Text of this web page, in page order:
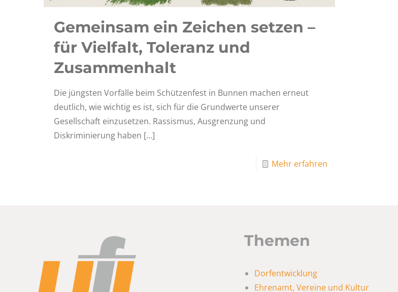
Gemeinsam ein Zeichen setzen –
für Vielfalt, Toleranz und
Zusammenhalt
Die jüngsten Vorfälle beim Schützenfest in Bunnen machen erneut
deutlich, wie wichtig es ist, sich für die Grundwerte unserer
Gesellschaft einzusetzen. Rassismus, Ausgrenzung und
Diskriminierung haben […]
Mehr erfahren
Themen
Dorfentwicklung
Ehrenamt, Vereine und Kultur